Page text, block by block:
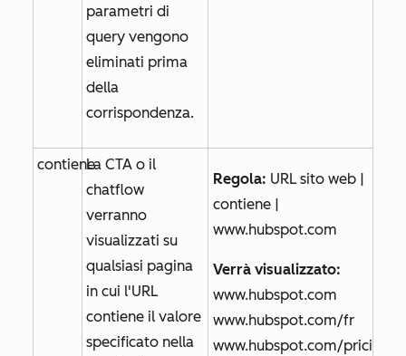
parametri di
query vengono
eliminati prima
della
corrispondenza.
contieneLa CTA o il
chatflow
verranno
visualizzati su
qualsiasi pagina
in cui l'URL
contiene il valore
specificato nella
Regola: URL sito web |
contiene |
www.hubspot.com
Verrà visualizzato:
www.hubspot.com
www.hubspot.com/fr
www.hubspot.com/pricing